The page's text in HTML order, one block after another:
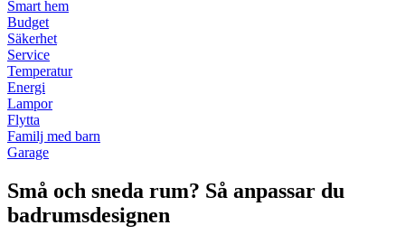
Smart hem
Budget
Säkerhet
Service
Temperatur
Energi
Lampor
Flytta
Familj med barn
Garage
Små och sneda rum? Så anpassar du
badrumsdesignen